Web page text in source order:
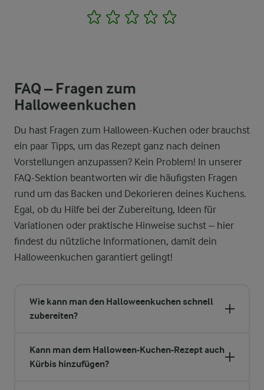
1 2 3 4
FAQ – Fragen zum
Halloweenkuchen
Du hast Fragen zum Halloween-Kuchen oder brauchst
ein paar Tipps, um das Rezept ganz nach deinen
Vorstellungen anzupassen? Kein Problem! In unserer
FAQ-Sektion beantworten wir die häufigsten Fragen
rund um das Backen und Dekorieren deines Kuchens.
Egal, ob du Hilfe bei der Zubereitung, Ideen für
Variationen oder praktische Hinweise suchst – hier
findest du nützliche Informationen, damit dein
Halloweenkuchen garantiert gelingt!
Wie kann man den Halloweenkuchen schnell
zubereiten?
Kann man dem Halloween-Kuchen-Rezept auch
Kürbis hinzufügen?